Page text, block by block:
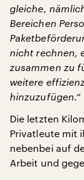
gleiche,
Bereichen
nicht rechnen,
zusammen zu
weitere
hinzuzufügen.“
Die letzten
Privatleute mit
nebenbei auf
Arbeit und